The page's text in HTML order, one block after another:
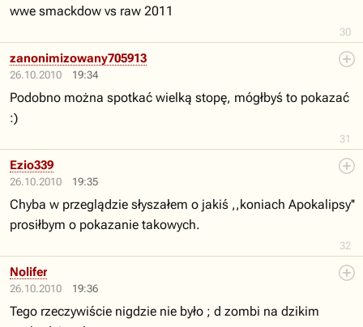
30
wwe smackdow vs raw 2011
26.10.2010 19:34
31
zanonimizowany705913
Podobno można spotkać wielką stopę, mógłbyś to pokazać
:)
26.10.2010 19:35
32
Ezio339
Chyba w przeglądzie słyszałem o jakiś ,,koniach Apokalipsy''
prosiłbym o pokazanie takowych.
26.10.2010 19:36
Nolifer
Tego rzeczywiście nigdzie nie było ; d zombi na dzikim